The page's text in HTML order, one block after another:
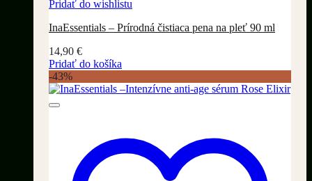
Pridať do wishlistu
InaEssentials – Prírodná čistiaca pena na pleť 90 ml
14,90 €
Pridať do košíka
-43%